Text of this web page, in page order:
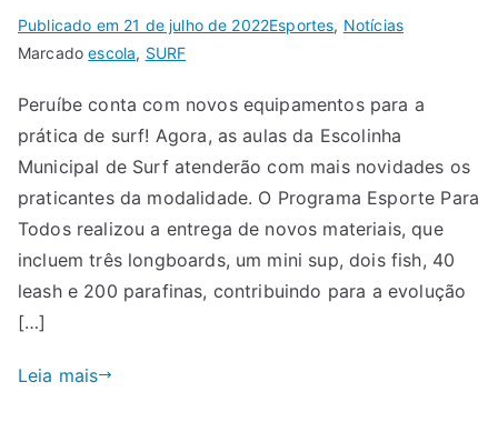
Publicado em 21 de julho de 2022Esportes, Notícias
Marcadoescola, SURF
Peruíbe conta com novos equipamentos para a
prática de surf! Agora, as aulas da Escolinha
Municipal de Surf atenderão com mais novidades os
praticantes da modalidade. O Programa Esporte Para
Todos realizou a entrega de novos materiais, que
incluem três longboards, um mini sup, dois fish, 40
leash e 200 parafinas, contribuindo para a evolução
[…]
Leia mais